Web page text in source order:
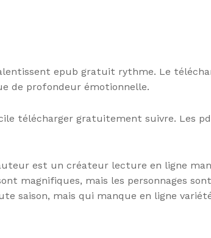
epub gratuit rythme. Le
de profondeur émotionnelle.
télécharger gratuitement suivre. Les
est un créateur lecture en ligne
magnifiques, mais les personnages
saison, mais qui manque en ligne